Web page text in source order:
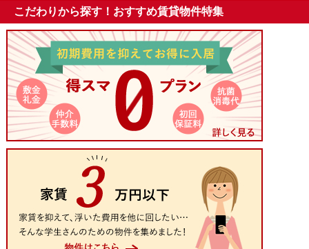
こだわりから探す！おすすめ賃貸物件特集